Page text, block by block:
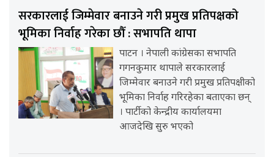
सरकारलाई जिम्मेवार बनाउने गरी प्रमुख प्रतिपक्षको
भूमिका निर्वाह गरेका छौँ : सभापति थापा
पाटन । नेपाली कांग्रेसका सभापति
गगनकुमार थापाले सरकारलाई
जिम्मेवार बनाउने गरी प्रमुख प्रतिपक्षीको
भूमिका निर्वाह गरिरहेका बताएका छन्
। पार्टीको केन्द्रीय कार्यालयमा
आजदेखि सुरु भएको